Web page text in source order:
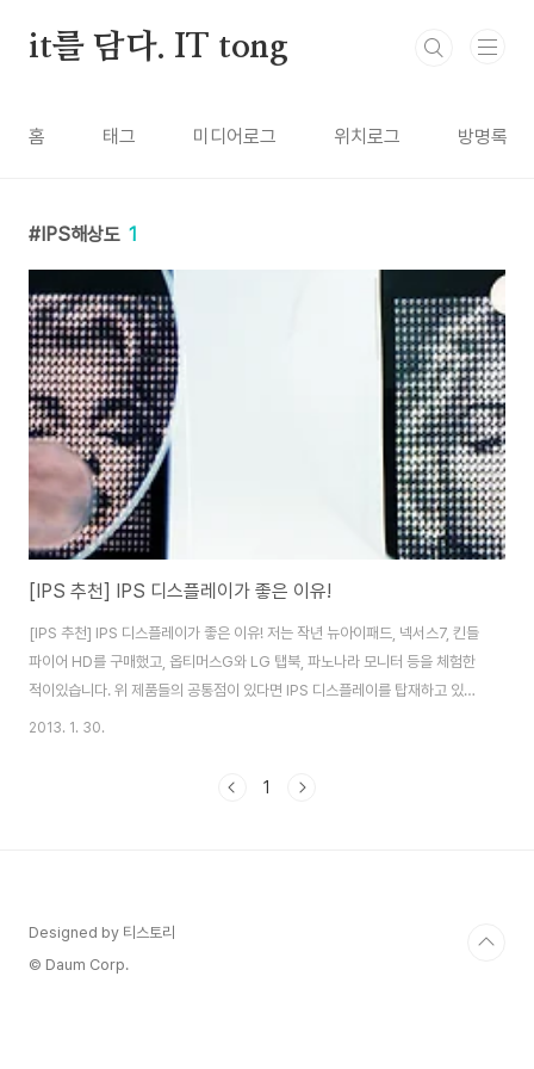
it를 담다. IT tong
홈 태그 미디어로그 위치로그 방명록
IPS해상도 1
[IPS 추천] IPS 디스플레이가 좋은 이유!
[IPS 추천] IPS 디스플레이가 좋은 이유! 저는 작년 뉴아이패드, 넥서스7, 킨들
파이어 HD를 구매했고, 옵티머스G와 LG 탭북, 파노나라 모니터 등을 체험한
적이있습니다. 위 제품들의 공통점이 있다면 IPS 디스플레이를 탑재하고 있다
는 것인데요. 모바일 디바이스는 크게 2가지 디스플레이를 주로 사용되고 있는
IPS 계열로 나뉜다고 볼 수 있습니다. 하지만 최근 출시되고 있는 대다수의 태
2013. 1. 30.
1
Designed by 티스토리
© Daum Corp.